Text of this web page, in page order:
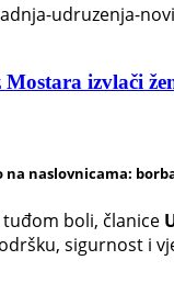
udruzenja-
izvlači
naslovnicama:
boli, članice
sigurnost i